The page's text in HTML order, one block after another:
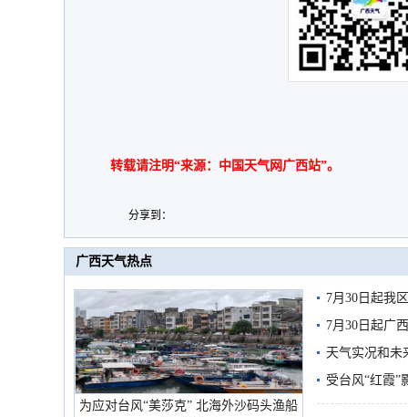
转载请注明“来源：中国天气网广西站”。
分享到：
广西天气热点
为应对台风“美莎克” 北海外沙码头渔船
7月30日起我
7月30日起广
天气实况和未
受台风“红霞”
有较强降雨